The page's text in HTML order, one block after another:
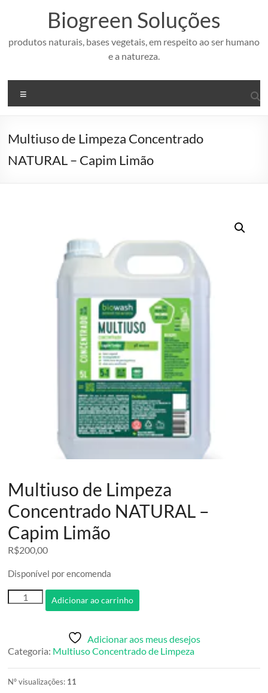
conteúdo
Biogreen Soluções
produtos naturais, bases vegetais, em respeito ao ser humano
e a natureza.
Multiuso de Limpeza Concentrado
NATURAL – Capim Limão
Multiuso de Limpeza
Concentrado NATURAL –
Capim Limão
R$200,00
Disponível por encomenda
Multiuso
de
-
Capim
Limão
Adicionar ao carrinho
Adicionar aos meus desejos
Categoria: Multiuso Concentrado de Limpeza
Nº visualizações: 11